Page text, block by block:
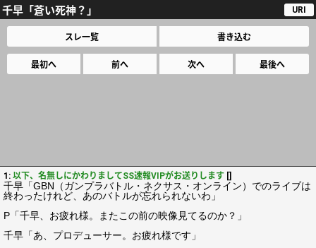
千早「蒼い死神？」 URI
スレ一覧 書き込む
最初へ 前へ 次へ 最後へ
1: 以下、名無しにかわりましてSS速報VIPがお送りします []
千早「GBN（ガンプラバトル・ネクサス・オンライン）でのライブは
終わったけれど、あのバトルが忘れられないわ」
P「千早、お疲れ様。またこの前の映像見てるのか？」
千早「あ、プロデューサー。お疲れ様です」